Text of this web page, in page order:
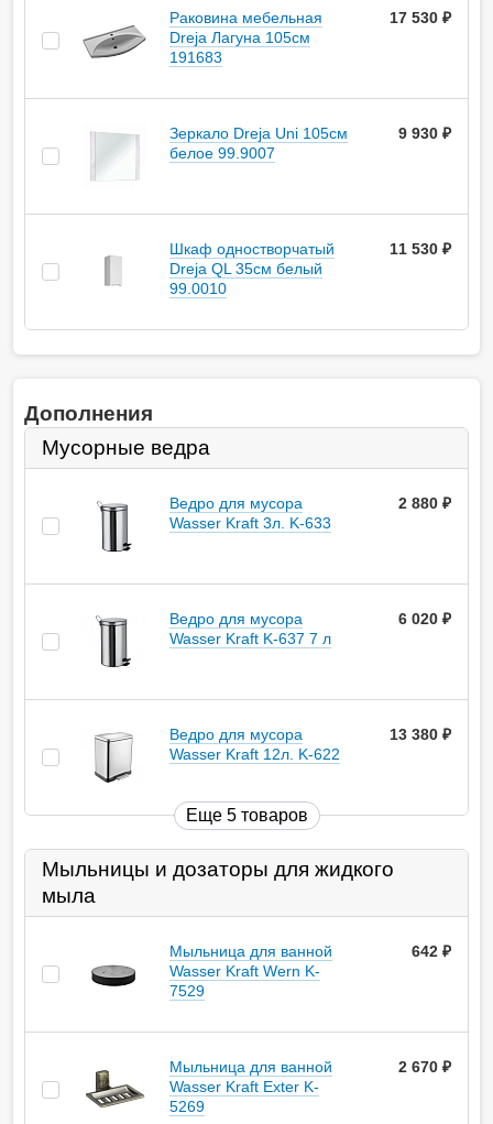
Раковина мебельная
Dreja Лагуна 105см
191683
17 530 ₽
Зеркало Dreja Uni 105см
белое 99.9007
9 930 ₽
Шкаф одностворчатый
Dreja QL 35см белый
99.0010
11 530 ₽
Дополнения
Мусорные ведра
Ведро для мусора
Wasser Kraft 3л. K-633
2 880
Ведро для мусора
Wasser Kraft K-637 7 л
6 020
Ведро для мусора
Wasser Kraft 12л. K-622
13 380
Еще 5 товаров
Мыльницы и дозаторы для жидкого
мыла
Мыльница для ванной
Wasser Kraft Wern K-
7529
642
Мыльница для ванной
Wasser Kraft Exter K-
5269
2 670